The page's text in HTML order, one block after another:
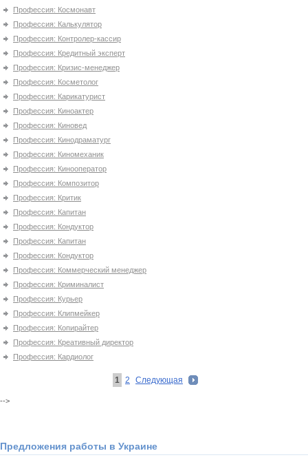
Профессия: Космонавт
Профессия: Калькулятор
Профессия: Контролер-кассир
Профессия: Кредитный эксперт
Профессия: Кризис-менеджер
Профессия: Косметолог
Профессия: Карикатурист
Профессия: Киноактер
Профессия: Киновед
Профессия: Кинодраматург
Профессия: Киномеханик
Профессия: Кинооператор
Профессия: Композитор
Профессия: Критик
Профессия: Капитан
Профессия: Кондуктор
Профессия: Капитан
Профессия: Кондуктор
Профессия: Коммерческий менеджер
Профессия: Криминалист
Профессия: Курьер
Профессия: Клипмейкер
Профессия: Копирайтер
Профессия: Креативный директор
Профессия: Кардиолог
1 2 Следующая
-->
Предложения работы в Украине